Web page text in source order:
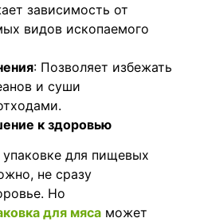
зависимость от
видов ископаемого
: Позволяет избежать
и суши
к здоровью
для пищевых
не сразу
Но
для мяса может